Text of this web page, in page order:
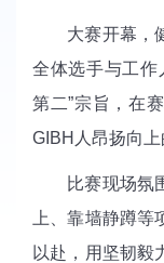
大赛开幕，健
全体选手与工作
第二”宗旨，在
GIBH人昂扬向上
比赛现场氛围
上、靠墙静蹲
以赴，用坚韧毅